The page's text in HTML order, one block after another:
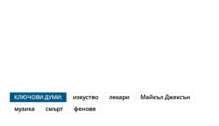
КЛЮЧОВИ ДУМИ: изкуство лекари
Майкъл Джексън
музика
смърт фенове